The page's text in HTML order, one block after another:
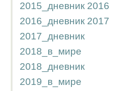
2015_дневник 2016
2016_дневник 2017
2017_дневник
2018_в_мире
2018_дневник
2019_в_мире